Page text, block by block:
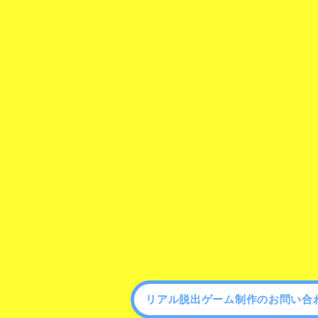
リアル脱出ゲーム制作のお問い合